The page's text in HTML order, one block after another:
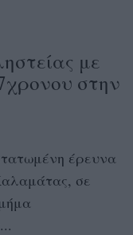
με
στην
έρευνα
σε